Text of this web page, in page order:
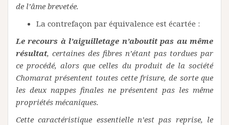
de l’âme brevetée.
La contrefaçon par équivalence est écartée :
Le recours à l’aiguilletage n’aboutit pas au même
résultat, certaines des fibres n’étant pas tordues par
ce procédé, alors que celles du produit de la société
Chomarat présentent toutes cette frisure, de sorte que
les deux nappes finales ne présentent pas les même
propriétés mécaniques.
Cette caractéristique essentielle n’est pas reprise, le